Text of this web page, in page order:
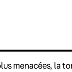
menacées, la